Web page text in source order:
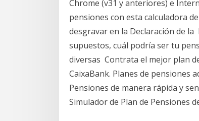
Chrome (v31 y anteriores) e
pensiones con esta calculadora
desgravar en la Declaración de
supuestos, cuál podría ser tu
diversas Contrata el mejor plan
CaixaBank. Planes de pensiones
Pensiones de manera rápida y
Simulador de Plan de Pensiones